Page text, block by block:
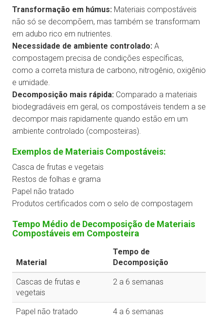
Transformação em húmus: Materiais compostáveis
não só se decompõem, mas também se transformam
em adubo rico em nutrientes.
Necessidade de ambiente controlado: A
compostagem precisa de condições específicas,
como a correta mistura de carbono, nitrogênio, oxigênio
e umidade.
Decomposição mais rápida: Comparado a materiais
biodegradáveis em geral, os compostáveis tendem a se
decompor mais rapidamente quando estão em um
ambiente controlado (composteiras).
Exemplos de Materiais Compostáveis:
Casca de frutas e vegetais
Restos de folhas e grama
Papel não tratado
Produtos certificados com o selo de compostagem
Tempo Médio de Decomposição de Materiais
Compostáveis em Composteira
Material
Tempo de
Decomposição
Cascas de frutas e
vegetais
2 a 6 semanas
Papel não tratado 4 a 6 semanas